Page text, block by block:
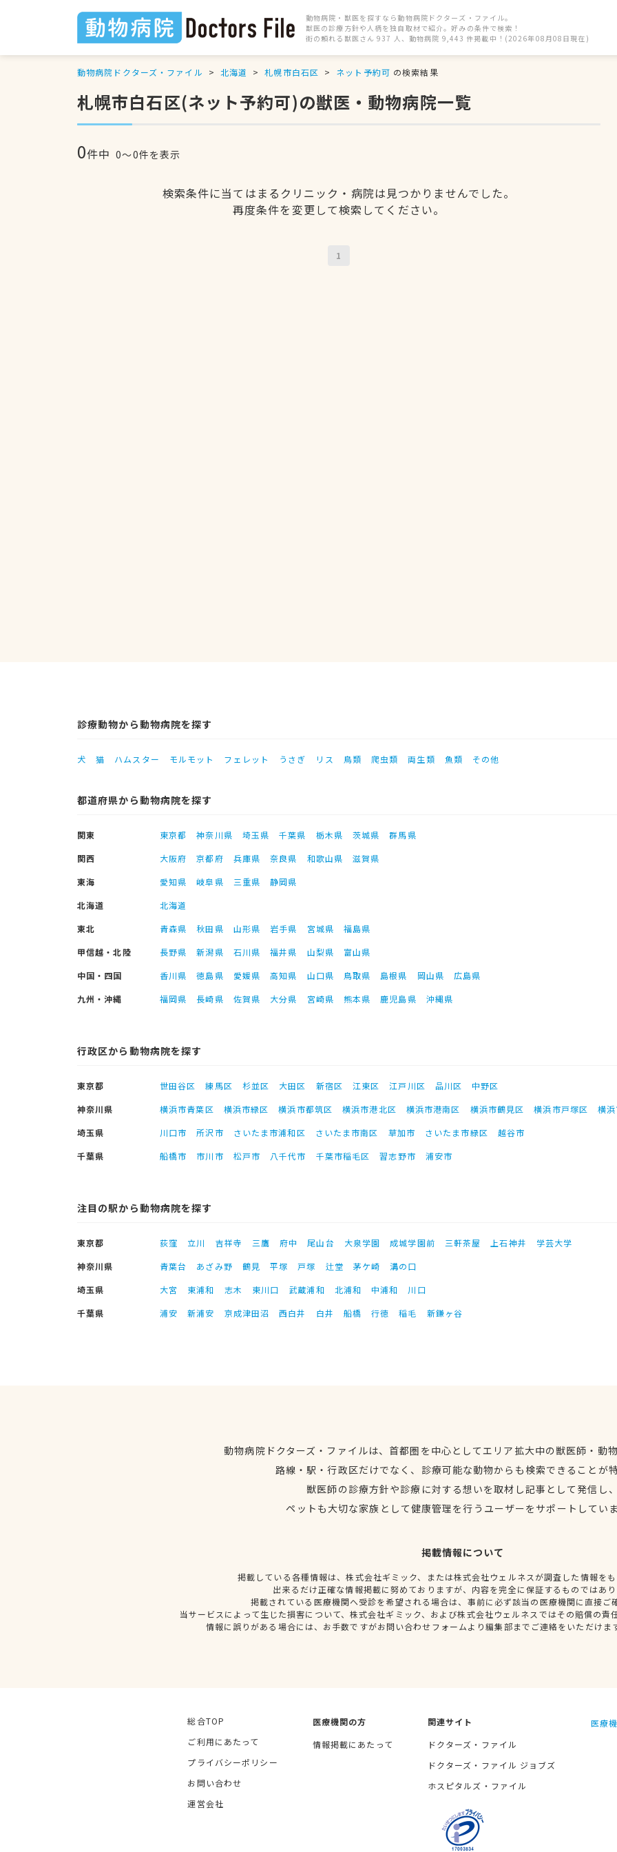
動物病院・獣医を探すなら動物病院ドクターズ・ファイル。
獣医の診療方針や人柄を独自取材で紹介。好みの条件で検索！
街の頼れる獣医さん 937 人、動物病院 9,443 件掲載中！(2026年08月08日現在)
動物病院ドクターズ・ファイル 北海道 札幌市白石区 ネット予約可 の検索結果
札幌市白石区(ネット予約可)の獣医・動物病院一覧
0件中 0〜0件を表示
検索条件に当てはまるクリニック・病院は見つかりませんでした。
再度条件を変更して検索してください。
1
診療動物から動物病院を探す
犬 猫 ハムスター モルモット フェレット うさぎ リス 鳥類 爬虫類 両生類 魚類 その他
都道府県から動物病院を探す
関東 東京都 神奈川県 埼玉県 千葉県 栃木県 茨城県
群馬県
関西
大阪府 京都府 兵庫県 奈良県 和歌山県
滋賀県
東海
愛知県 岐阜県 三重県
静岡県
北海道
北海道
東北
青森県 秋田県 山形県 岩手県 宮城県
福島県
甲信越・北陸
長野県 新潟県 石川県 福井県 山梨県
富山県
中国・四国
香川県 徳島県 愛媛県 高知県 山口県 鳥取県 島根県 岡山県
広島県
九州・沖縄
福岡県 長崎県 佐賀県 大分県 宮崎県 熊本県 鹿児島県 沖縄県
行政区から動物病院を探す
東京都 世田谷区 練馬区 杉並区 大田区 新宿区 江東区 江戸川区 品川区
中野区
神奈川県
横浜市青葉区 横浜市緑区 横浜市都筑区 横浜市港北区 横浜市港南区 横浜市鶴見区 横浜市戸塚区
横
埼玉県
川口市 所沢市 さいたま市浦和区 さいたま市南区 草加市 さいたま市緑区
越谷市
千葉県
船橋市 市川市 松戸市 八千代市 千葉市稲毛区 習志野市 浦安市
注目の駅から動物病院を探す
東京都 荻窪 立川 吉祥寺 三鷹 府中 尾山台 大泉学園 成城学園前 三軒茶屋 上石神井
学芸大学
神奈川県
青葉台 あざみ野 鶴見 平塚 戸塚 辻堂 茅ケ崎
溝の口
埼玉県
大宮 東浦和 志木 東川口 武蔵浦和 北浦和 中浦和
川口
千葉県
浦安 新浦安 京成津田沼 西白井 白井 船橋 行徳 稲毛 新鎌ヶ谷
動物病院ドクターズ・ファイルは、首都圏を中心としてエリア拡大中の獣医師・動
路線・駅・行政区だけでなく、診療可能な動物からも検索できることが
獣医師の診療方針や診療に対する想いを取材し記事として発信し
ペットも大切な家族として健康管理を行うユーザーをサポートしてい
掲載情報について
掲載している各種情報は、株式会社ギミック、または株式会社ウェルネスが調査した情報を
出来るだけ正確な情報掲載に努めておりますが、内容を完全に保証するものではあ
掲載されている医療機関へ受診を希望される場合は、事前に必ず該当の医療機関に直接ご
当サービスによって生じた損害について、株式会社ギミック、および株式会社ウェルネスではその賠償の責
情報に誤りがある場合には、お手数ですがお問い合わせフォームより編集部までご連絡をいただけま
総合TOP
ご利用にあたって
プライバシーポリシー
お問い合わせ
運営会社
医療機関の方
情報掲載にあたって
関連サイト
ドクターズ・ファイル
ドクターズ・ファイル ジョブズ
ホスピタルズ・ファイル
医療